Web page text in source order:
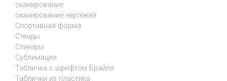
сканирование
сканирование чертежей
Спортивная форма
Стенды
Стикеры
Сублимация
Табличка с шрифтом Брайля
Таблички из пластика